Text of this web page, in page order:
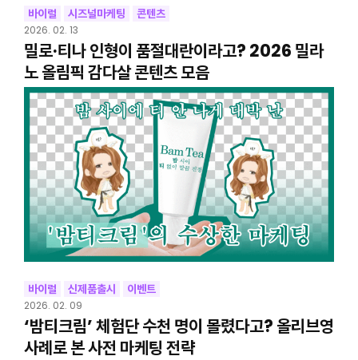
바이럴 시즈널마케팅 콘텐츠
2026. 02. 13
밀로·티나 인형이 품절대란이라고? 2026 밀라
노 올림픽 감다살 콘텐츠 모음
바이럴 신제품출시 이벤트
2026. 02. 09
‘밤티크림’ 체험단 수천 명이 몰렸다고? 올리브영
사례로 본 사전 마케팅 전략